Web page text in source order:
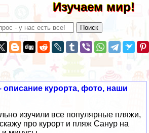
Изучаем мир!
курорта, фото, наши
изучили все популярные пляжи,
про курорт и пляж Санур на